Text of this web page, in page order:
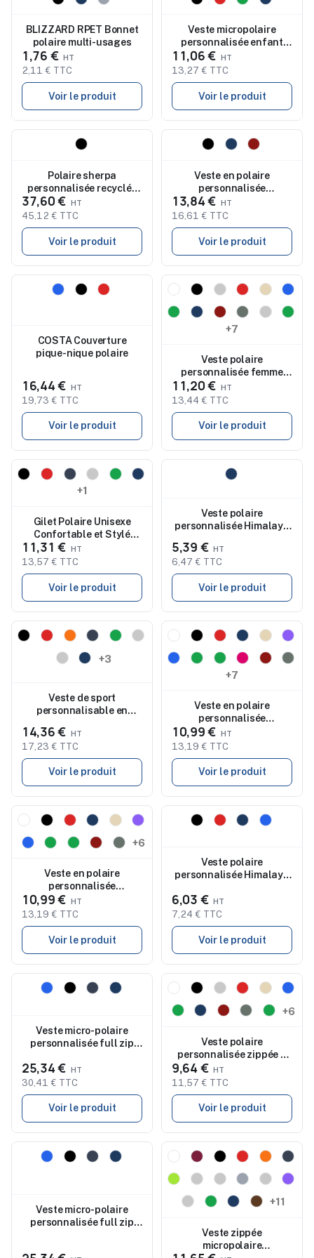
BLIZZARD RPET Bonnet
polaire multi-usages
1,76 €
2,11 € TTC
Voir le produit
Veste micropolaire
personnalisée enfant
300g NORTH KIDS
11,06 €
13,27 € TTC
Voir le produit
Polaire sherpa
personnalisée recyclée
unisexe 370 g/m² Evans
37,60 €
45,12 € TTC
Voir le produit
Nouveau
Veste en polaire
personnalisée
entièrement zippée
Luciane pour homme
13,84 €
16,61 € TTC
Voir le produit
Nouveau
COSTA Couverture
pique-nique polaire
16,44 €
19,73 € TTC
Voir le produit
Nouveau
+7
Veste polaire
personnalisée femme
zippée NEW ARTIC
WOMAN
11,20 €
13,44 € TTC
Voir le produit
Nouveau
+1
Gilet Polaire Unisexe
Confortable et Stylé
320g | SOL'S NORWAY
11,31 €
13,57 € TTC
Voir le produit
Veste polaire
personnalisée Himalaya
5,39 €
6,47 € TTC
Voir le produit
Nouveau
+3
Veste de sport
personnalisable en
280g pour homme
FACTOR MEN
14,36 €
17,23 € TTC
Voir le produit
Nouveau
+7
Veste en polaire
personnalisée
entièrement zippée Artic
pour femme
10,99 €
13,19 € TTC
Voir le produit
Nouveau
+6
Veste en polaire
personnalisée
entièrement zippée Artic
pour homme
10,99 €
13,19 € TTC
Voir le produit
Nouveau
Veste polaire
personnalisée Himalaya
6,03 €
7,24 € TTC
Voir le produit
Nouveau
Veste micro-polaire
personnalisée full zip
25,34 €
30,41 € TTC
Voir le produit
Nouveau
+6
Veste polaire
personnalisée zippée à
col montant NEW ARTIC
9,64 €
11,57 € TTC
Voir le produit
Nouveau
Veste micro-polaire
personnalisée full zip
Nouveau
+11
Veste zippée
micropolaire